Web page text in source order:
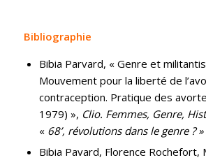
Bibliographie
Bibia Parvard, « Genre et
Mouvement pour la liberté de
contraception. Pratique des
1979) », Clio. Femmes, Genre,
« 68’, révolutions dans le genre ? »
Bibia Pavard, Florence Rochefort,